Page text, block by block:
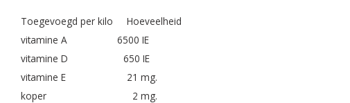
Toegevoegd per kilo Hoeveelheid
vitamine A 6500 IE
vitamine D 650 IE
vitamine E 21 mg.
koper 2 mg.